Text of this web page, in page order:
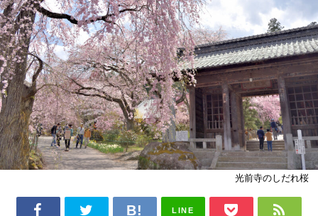
光前寺のしだれ桜
LINE